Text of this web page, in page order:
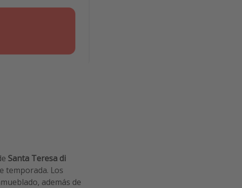
Santa Teresa di
temporada. Los
además de